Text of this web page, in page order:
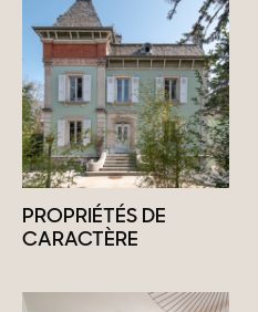
PROPRIÉTÉS DE
CARACTÈRE